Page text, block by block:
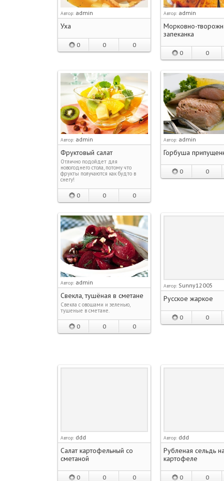
Автор: admin
Уха
0 0 0
Автор: admin
Морковно-
запеканка
0 0
Автор: admin
Фруктовый салат
Отлично подойдет для
новогоднего стола, потому что
фрукты получаются как будто в
снегу!
0 0 0
Автор: admin
Горбуша
0 0
Автор: admin
Свекла, тушёная в сметане
Свекла с овощами и зеленью,
тушеные в сметане.
0 0 0
Автор: Sunny12005
Русское жаркое
0 0
Автор: ddd
Салат картофельный со
сметаной
0 0 0
Автор: ddd
Рубленая сельдь
картофеле
0 0